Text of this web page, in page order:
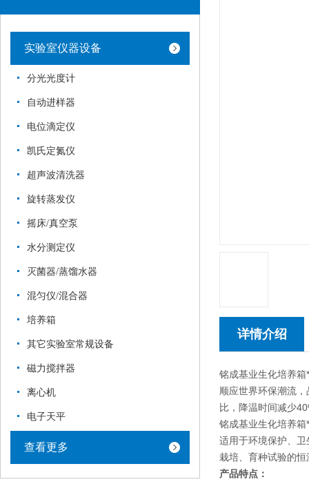
实验室仪器设备
分光光度计
自动进样器
电位滴定仪
凯氏定氮仪
超声波清洗器
旋转蒸发仪
摇床/真空泵
水分测定仪
灭菌器/蒸馏水器
混匀仪/混合器
培养箱
其它实验室常规设备
磁力搅拌器
离心机
电子天平
查看更多
详情介绍
铭成基业生化培养箱
顺应世界环保潮流
比，降温时间减少
铭成基业生化培养箱*
适用于环境保护、
栽培、育种试验的恒
产品特点：